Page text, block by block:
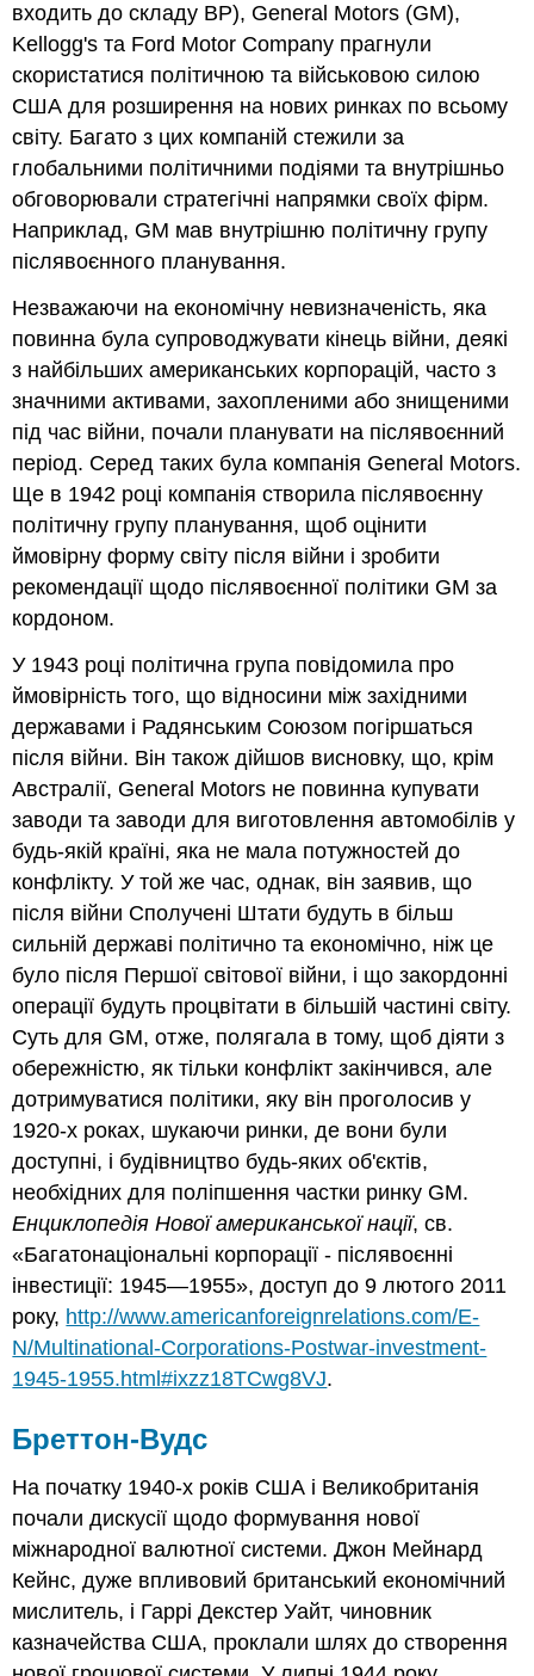
входить до складу BP), General Motors (GM),
Kellogg's та Ford Motor Company прагнули
скористатися політичною та військовою силою
США для розширення на нових ринках по всьому
світу. Багато з цих компаній стежили за
глобальними політичними подіями та внутрішньо
обговорювали стратегічні напрямки своїх фірм.
Наприклад, GM мав внутрішню політичну групу
післявоєнного планування.
Незважаючи на економічну невизначеність, яка
повинна була супроводжувати кінець війни, деякі
з найбільших американських корпорацій, часто з
значними активами, захопленими або знищеними
під час війни, почали планувати на післявоєнний
період. Серед таких була компанія General Motors.
Ще в 1942 році компанія створила післявоєнну
політичну групу планування, щоб оцінити
ймовірну форму світу після війни і зробити
рекомендації щодо післявоєнної політики GM за
кордоном.
У 1943 році політична група повідомила про
ймовірність того, що відносини між західними
державами і Радянським Союзом погіршаться
після війни. Він також дійшов висновку, що, крім
Австралії, General Motors не повинна купувати
заводи та заводи для виготовлення автомобілів у
будь-якій країні, яка не мала потужностей до
конфлікту. У той же час, однак, він заявив, що
після війни Сполучені Штати будуть в більш
сильній державі політично та економічно, ніж це
було після Першої світової війни, і що закордонні
операції будуть процвітати в більшій частині світу.
Суть для GM, отже, полягала в тому, щоб діяти з
обережністю, як тільки конфлікт закінчився, але
дотримуватися політики, яку він проголосив у
1920-х роках, шукаючи ринки, де вони були
доступні, і будівництво будь-яких об'єктів,
необхідних для поліпшення частки ринку GM.
Енциклопедія Нової американської нації, св.
«Багатонаціональні корпорації - післявоєнні
інвестиції: 1945—1955», доступ до 9 лютого 2011
року, http://www.americanforeignrelations.com/E-
N/Multinational-Corporations-Postwar-investment-
1945-1955.html#ixzz18TCwg8VJ.
Бреттон-Вудс
На початку 1940-х років США і Великобританія
почали дискусії щодо формування нової
міжнародної валютної системи. Джон Мейнард
Кейнс, дуже впливовий британський економічний
мислитель, і Гаррі Декстер Уайт, чиновник
казначейства США, проклали шлях до створення